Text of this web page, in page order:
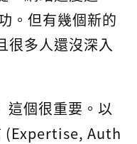
。但有幾個新的
很多人還沒深入
這個很重要。以
(Expertise, Auth